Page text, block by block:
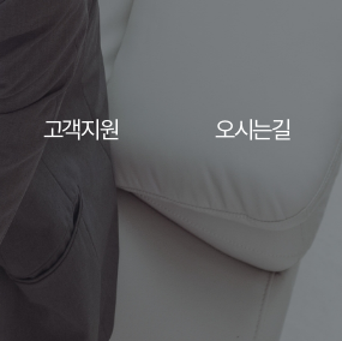
고객지원 오시는길